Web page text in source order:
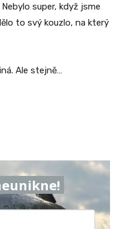
super, když jsme
to svý kouzlo, na který
Ale stejně…